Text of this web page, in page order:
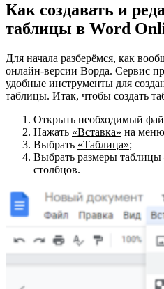
Как создавать и
таблицы в Word
Для начала разберёмся, как
онлайн-версии Ворда. Сервис
удобные инструменты для
таблицы. Итак, чтобы создать
Открыть необходимый
Нажать «Вставка» на меню
Выбрать «Таблица»;
Выбрать размеры таблицы
столбцов.